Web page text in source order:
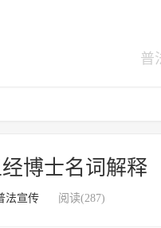
普
博士名词解释
法宣传 阅读(287)